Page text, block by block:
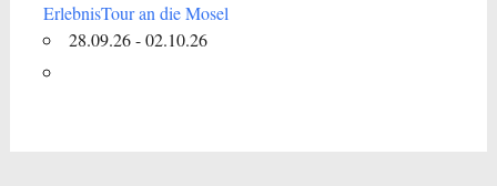
ErlebnisTour an die Mosel
28.09.26 - 02.10.26